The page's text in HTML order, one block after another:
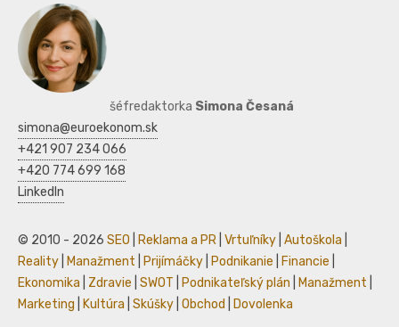
šéfredaktorka Simona Česaná
simona@euroekonom.sk
+421 907 234 066
+420 774 699 168
LinkedIn
© 2010 - 2026 SEO Reklama a PR Vrtuľníky Autoškola
Reality
Manažment Prijímáčky Podnikanie Financie
Ekonomika
Zdravie SWOT Podnikateľský plán Manažment
Marketing
Kultúra Skúšky Obchod Dovolenka